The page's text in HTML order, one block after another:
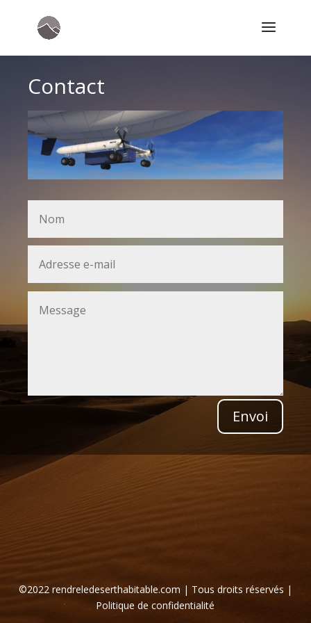
Contact
Envoi
©2022rendreledeserthabitable.com | Tous droits réservés |
Politique de confidentialité